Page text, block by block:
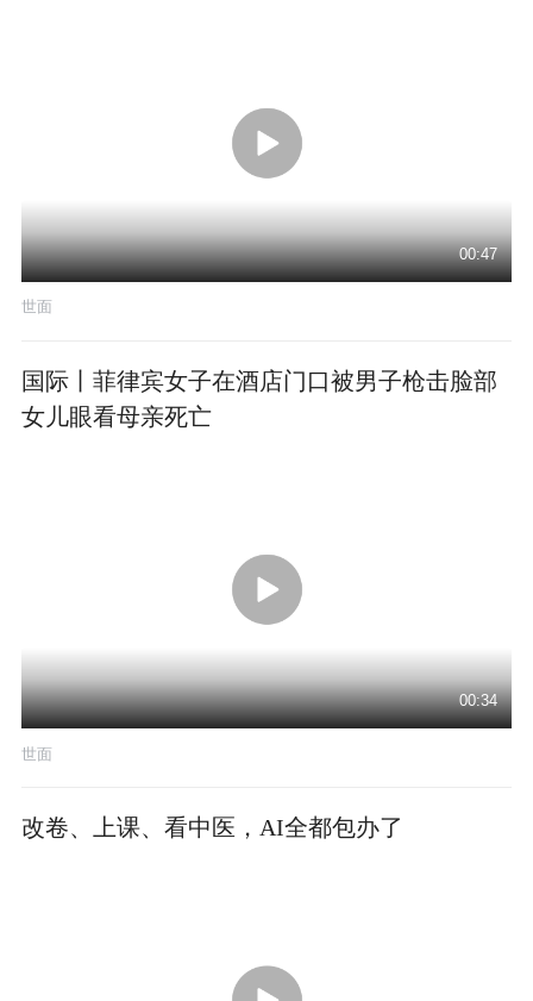
00:47
世面
国际丨菲律宾女子在酒店门口被男子枪击脸部
女儿眼看母亲死亡
00:34
世面
改卷、上课、看中医，AI全都包办了